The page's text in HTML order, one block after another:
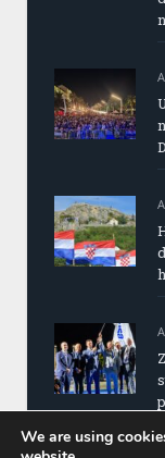
We are using